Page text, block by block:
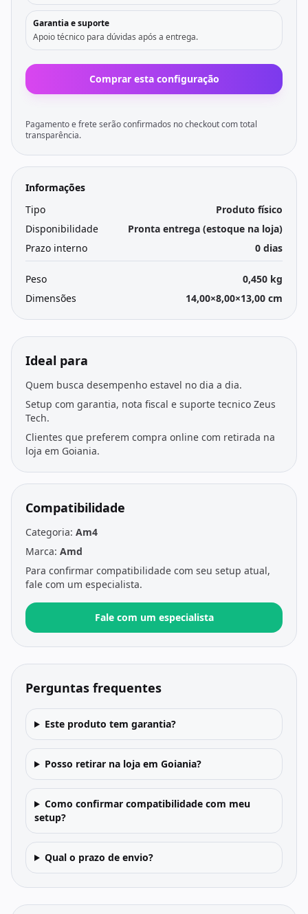
Garantia e suporte
Apoio técnico para dúvidas após a entrega.
Comprar esta configuração
Pagamento e frete serão confirmados no checkout com total
transparência.
Informações
Tipo
Produto físico
Disponibilidade
Pronta entrega (estoque na loja)
Prazo interno
0 dias
Peso
0,450 kg
Dimensões
14,00×8,00×13,00 cm
Ideal para
Quem busca desempenho estavel no dia a dia.
Setup com garantia, nota fiscal e suporte tecnico Zeus
Tech.
Clientes que preferem compra online com retirada na
loja em Goiania.
Compatibilidade
Categoria: Am4
Marca: Amd
Para confirmar compatibilidade com seu setup atual,
fale com um especialista.
Fale com um especialista
Perguntas frequentes
Este produto tem garantia?
Posso retirar na loja em Goiania?
Como confirmar compatibilidade com meu
setup?
Qual o prazo de envio?